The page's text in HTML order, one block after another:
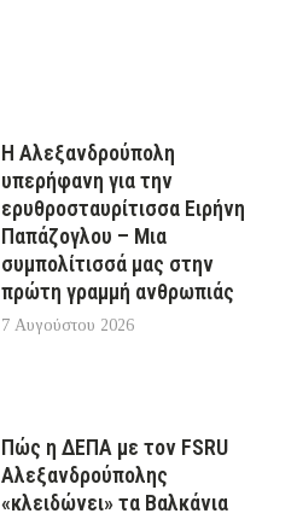
Η Αλεξανδρούπολη
υπερήφανη για την
ερυθροσταυρίτισσα Ειρήνη
Παπάζογλου – Μια
συμπολίτισσά μας στην
πρώτη γραμμή ανθρωπιάς
7 Αυγούστου 2026
Πώς η ΔΕΠΑ με τον FSRU
Αλεξανδρούπολης
«κλειδώνει» τα Βαλκάνια